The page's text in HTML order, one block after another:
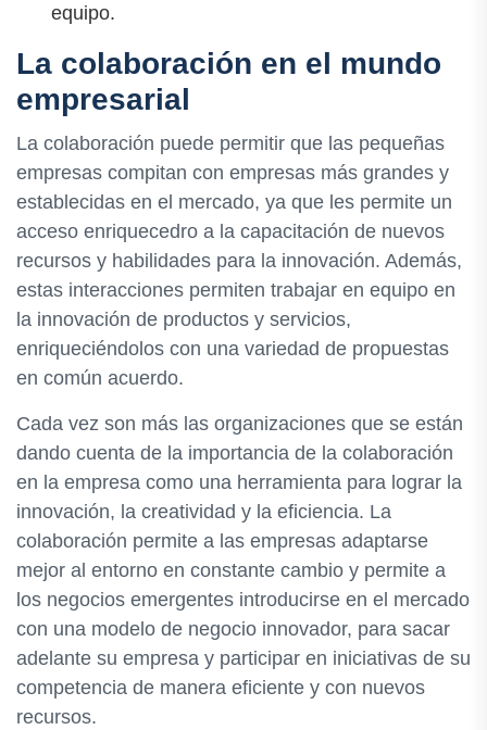
equipo.
La colaboración en el mundo
empresarial
La colaboración puede permitir que las pequeñas
empresas compitan con empresas más grandes y
establecidas en el mercado, ya que les permite un
acceso enriquecedro a la capacitación de nuevos
recursos y habilidades para la innovación. Además,
estas interacciones permiten trabajar en equipo en
la innovación de productos y servicios,
enriqueciéndolos con una variedad de propuestas
en común acuerdo.
Cada vez son más las organizaciones que se están
dando cuenta de la importancia de la colaboración
en la empresa como una herramienta para lograr la
innovación, la creatividad y la eficiencia. La
colaboración permite a las empresas adaptarse
mejor al entorno en constante cambio y permite a
los negocios emergentes introducirse en el mercado
con una modelo de negocio innovador, para sacar
adelante su empresa y participar en iniciativas de su
competencia de manera eficiente y con nuevos
recursos.